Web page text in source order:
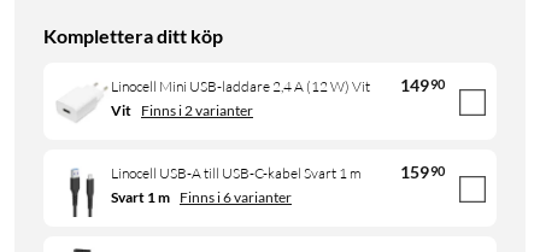
Komplettera ditt köp
Linocell Mini USB-laddare 2,4 A (12 W) Vit 14990
Vit Finns i 2 varianter
Linocell USB-A till USB-C-kabel Svart 1 m 15990
Svart 1 m Finns i 6 varianter